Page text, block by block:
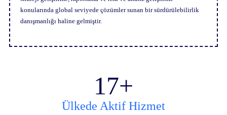
konularında global seviyede çözümler sunan bir sürdürülebilirlik
danışmanlığı haline gelmiştir.
Ülkede Aktif Hizmet
17+